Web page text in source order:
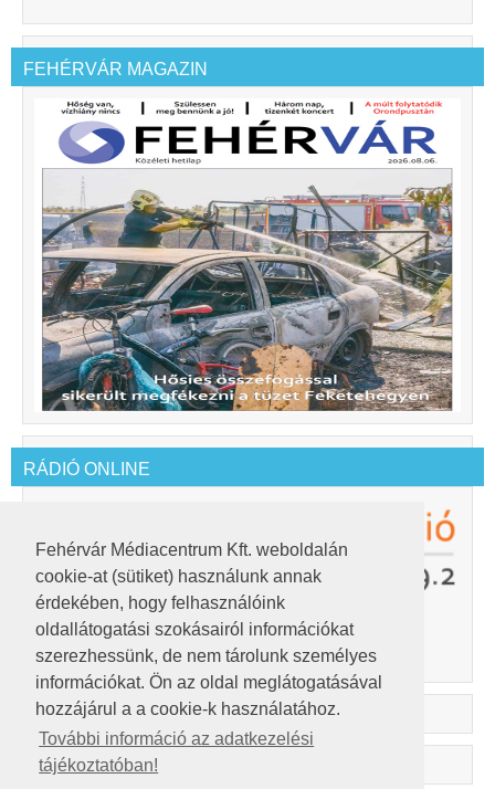
Fehérvár Médiacentrum Kft. weboldalán
cookie-at (sütiket) használunk annak
érdekében, hogy felhasználóink
oldallátogatási szokásairól információkat
szerezhessünk, de nem tárolunk személyes
információkat. Ön az oldal meglátogatásával
hozzájárul a a cookie-k használatához.
További információ az adatkezelési
tájékoztatóban!
FEHÉRVÁR MAGAZIN
RÁDIÓ ONLINE
A lejátszó Adobe Flash Player 10-et igényel.
Innen letöltheted.